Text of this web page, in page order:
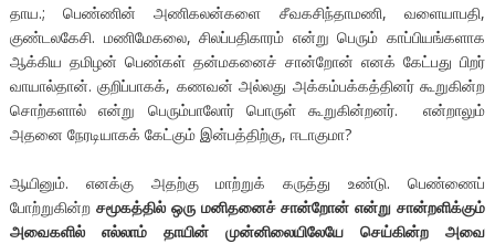
தாய.; பெண்ணின் அணிகலன்களை சீவகசிந்தாமணி, வளையாபதி,
குண்டலகேசி. மணிமேகலை, சிலப்பதிகாரம் என்று பெரும் காப்பியங்களாக
ஆக்கிய தமிழன் பெண்கள் தன்மகனைச் சான்றோன் எனக் கேட்பது பிறர்
வாயால்தான். குறிப்பாகக், கணவன் அல்லது அக்கம்பக்கத்தினர் கூறுகின்ற
சொற்களால் என்று பெரும்பாலோர் பொருள் கூறுகின்றனர். என்றாலும்
அதனை நேரடியாகக் கேட்கும் இன்பத்திற்கு, ஈடாகுமா?
ஆயினும். எனக்கு அதற்கு மாற்றுக் கருத்து உண்டு. பெண்ணைப்
போற்றுகின்ற சமூகத்தில் ஒரு மனிதனைச் சான்றோன் என்று சான்றளிக்கும்
அவைகளில் எல்லாம் தாயின் முன்னிலையிலேயே செய்கின்ற அவை